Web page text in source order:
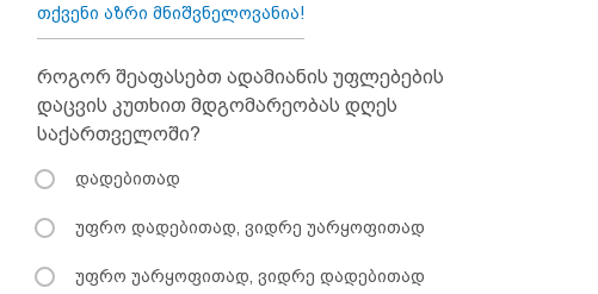
თქვენი აზრი მნიშვნელოვანია!
როგორ შეაფასებთ ადამიანის უფლებების
დაცვის კუთხით მდგომარეობას დღეს
საქართველოში?
დადებითად
უფრო დადებითად, ვიდრე უარყოფითად
უფრო უარყოფითად, ვიდრე დადებითად